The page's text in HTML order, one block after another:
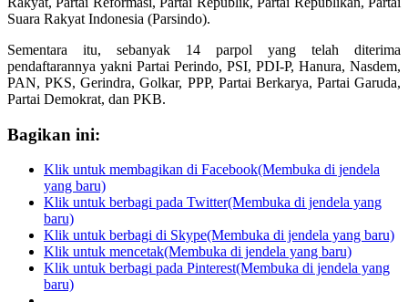
Suara Rakyat Indonesia (Parsindo).
Sementara itu, sebanyak 14 parpol yang telah diterima
pendaftarannya yakni Partai Perindo, PSI, PDI-P, Hanura, Nasdem,
PAN, PKS, Gerindra, Golkar, PPP, Partai Berkarya, Partai Garuda,
Partai Demokrat, dan PKB.
Bagikan ini:
Klik untuk membagikan di Facebook(Membuka di jendela
yang baru)
Klik untuk berbagi pada Twitter(Membuka di jendela yang
baru)
Klik untuk berbagi di Skype(Membuka di jendela yang baru)
Klik untuk mencetak(Membuka di jendela yang baru)
Klik untuk berbagi pada Pinterest(Membuka di jendela yang
baru)